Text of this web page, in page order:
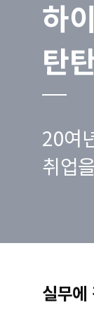
하
탄
20여
취업
실무에